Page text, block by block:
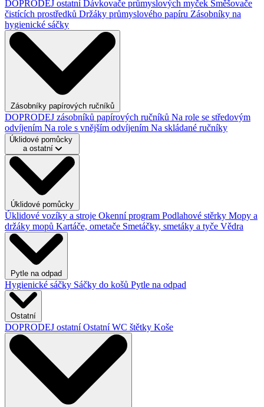
DOPRODEJ ostatníDávkovače průmyslových myček Směšovače
čistících prostředků Držáky průmyslového papíru Zásobníky na
hygienické sáčky
Zásobníky papírových ručníků
DOPRODEJ zásobníků papírových ručníků Na role se středovým
odvíjením Na role s vnějším odvíjením Na skládané ručníky
Úklidové pomůcky
a ostatní
Úklidové pomůcky
Úklidové vozíky a stroje Okenní program Podlahové stěrky Mopy a
držáky mopů Kartáče, ometače Smetáčky, smetáky a tyče Vědra
Pytle na odpad
Hygienické sáčky Sáčky do košů Pytle na odpad
Ostatní
DOPRODEJ ostatníOstatníWC štětky Koše